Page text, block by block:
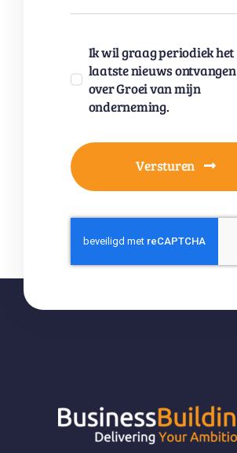
Ik wil graag periodiek het
laatste nieuws ontvangen
over Groei van mijn
onderneming.
Versturen